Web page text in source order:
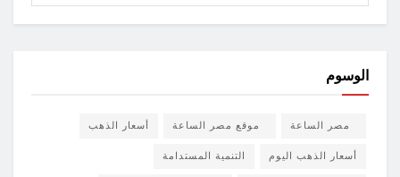
الوسوم
مصر الساعة موقع مصر الساعة أسعار الذهب
أسعار الذهب اليوم التنمية المستدامة